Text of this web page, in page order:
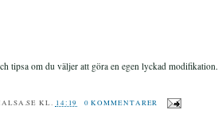
tipsa om du väljer att göra en egen lyckad modifikation.
KL. 14:19 0 KOMMENTARER